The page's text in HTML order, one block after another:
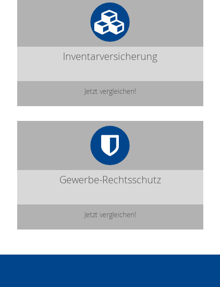
Inventarversicherung
Jetzt vergleichen!
Gewerbe-Rechtsschutz
Jetzt vergleichen!